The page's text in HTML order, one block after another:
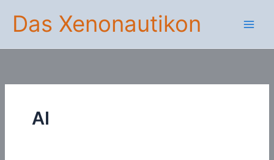
Inhalt
springen
Das Xenonautikon
AI